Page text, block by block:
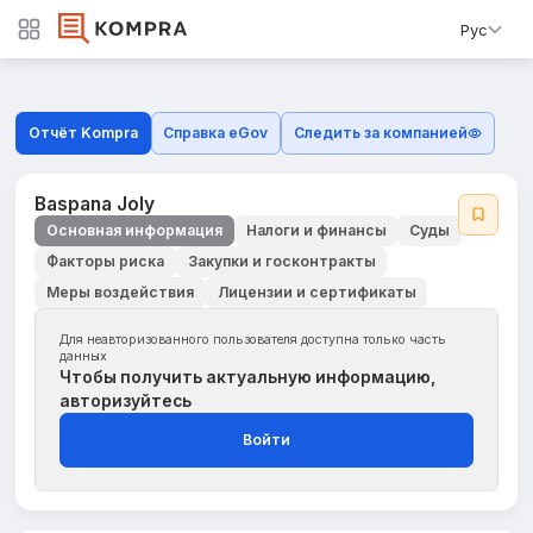
Рус
Отчёт Kompra Справка eGov Следить за компанией
Baspana Joly
Основная информация Налоги и финансы
Суды
Факторы риска
Закупки и госконтракты
Меры воздействия
Лицензии и сертификаты
Для неавторизованного пользователя доступна только часть
данных
Чтобы получить актуальную информацию,
авторизуйтесь
Войти